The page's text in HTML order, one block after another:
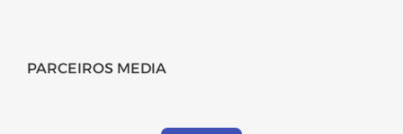
PARCEIROS MEDIA